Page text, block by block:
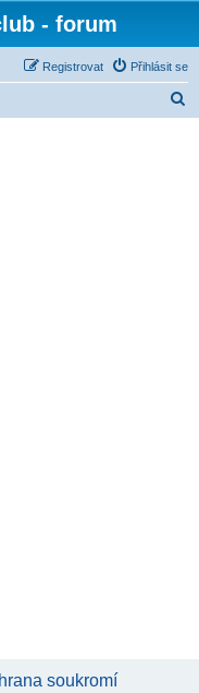
- forum
Přihlásit se
Registrovat
soukromí